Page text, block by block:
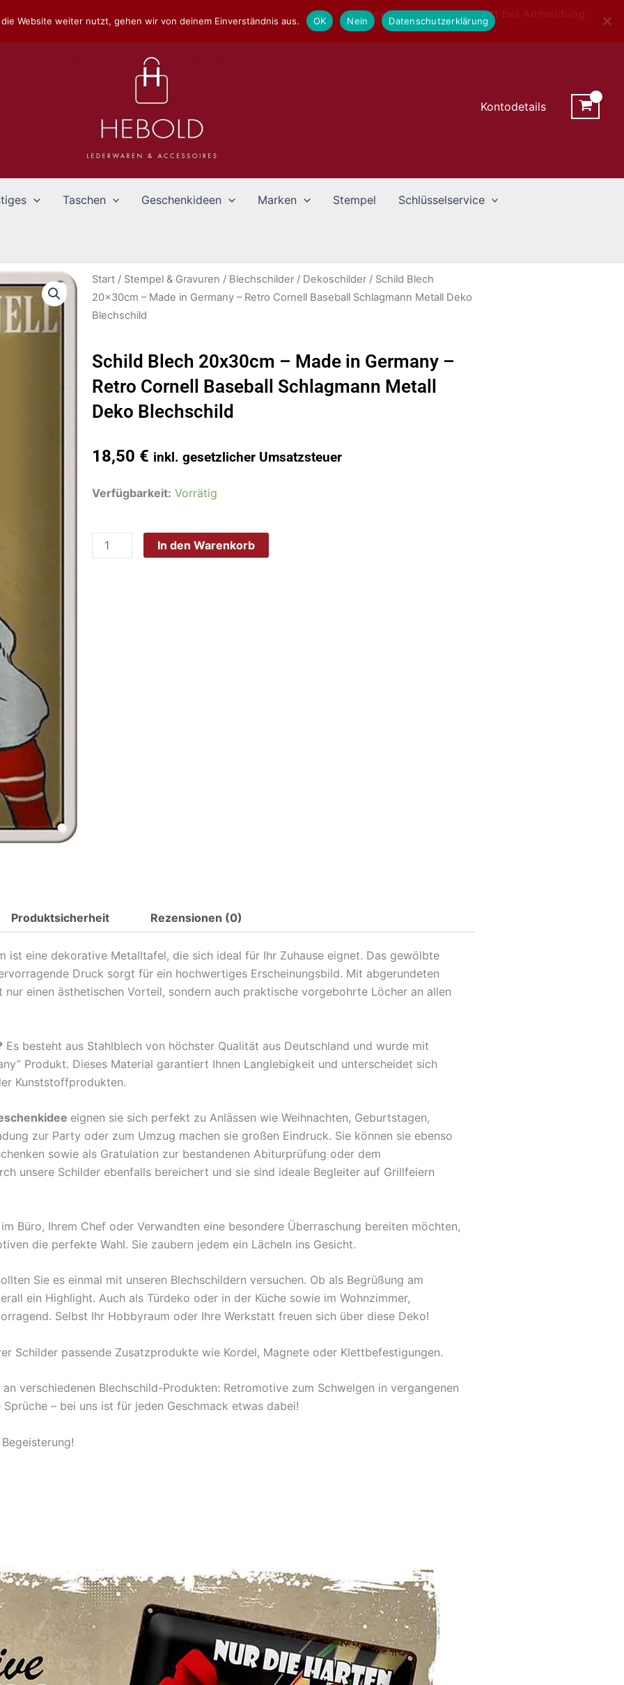
Newsletter - 10% Rabatt bei Anmeldung
Kontodetails
Taschen Geschenkideen Marken Stempel Schlüsselservice
Start / Stempel & Gravuren / Blechschilder / Dekoschilder / Schild Blech
20x30cm – Made in Germany – Retro Cornell Baseball Schlagmann Metall Deko
Blechschild
Schild Blech 20x30cm – Made in Germany –
Retro Cornell Baseball Schlagmann Metall
Deko Blechschild
18,50 € inkl. gesetzlicher Umsatzsteuer
Verfügbarkeit: Vorrätig
Schild
In den Warenkorb
Produktsicherheit Rezensionen (0)
eine dekorative Metalltafel, die sich ideal für Ihr Zuhause eignet. Das gewölbte
Druck sorgt für ein hochwertiges Erscheinungsbild. Mit abgerundeten
einen ästhetischen Vorteil, sondern auch praktische vorgebohrte Löcher an allen
Es besteht aus Stahlblech von höchster Qualität aus Deutschland und wurde mit
Produkt. Dieses Material garantiert Ihnen Langlebigkeit und unterscheidet sich
Kunststoffprodukten.
eignen sie sich perfekt zu Anlässen wie Weihnachten, Geburtstagen,
zur Party oder zum Umzug machen sie großen Eindruck. Sie können sie ebenso
sowie als Gratulation zur bestandenen Abiturprüfung oder dem
unsere Schilder ebenfalls bereichert und sie sind ideale Begleiter auf Grillfeiern
Büro, Ihrem Chef oder Verwandten eine besondere Überraschung bereiten möchten,
die perfekte Wahl. Sie zaubern jedem ein Lächeln ins Gesicht.
Sie es einmal mit unseren Blechschildern versuchen. Ob als Begrüßung am
ein Highlight. Auch als Türdeko oder in der Küche sowie im Wohnzimmer,
Selbst Ihr Hobbyraum oder Ihre Werkstatt freuen sich über diese Deko!
Schilder passende Zusatzprodukte wie Kordel, Magnete oder Klettbefestigungen.
verschiedenen Blechschild-Produkten: Retromotive zum Schwelgen in vergangenen
– bei uns ist für jeden Geschmack etwas dabei!
die Website weiter nutzt, gehen wir von deinem Einverständnis aus. OK Nein Datenschutzerklärung